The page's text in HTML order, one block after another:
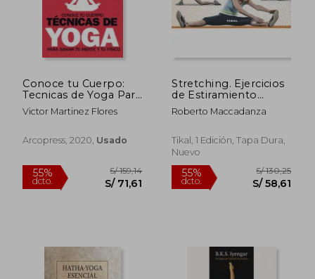
50%
dcto. S/ 53,49
55%
dcto.
Conoce tu Cuerpo:
Tecnicas de Yoga Para
Sanar tu Mente y tu
Fisico
Victor Martinez Flores
Arcopress, 2020, Usado
Stretching. Ejercicios
de Estiramiento
(Fichas de Bienestar)
Roberto Maccadanza
Tikal, 1 Edición, Tapa Dura,
Nuevo